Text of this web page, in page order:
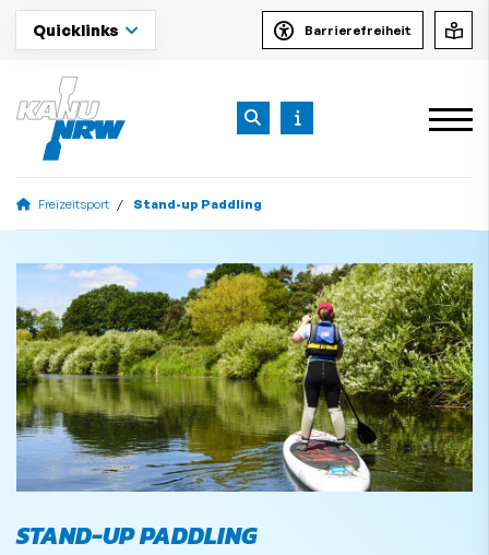
Quicklinks Barrierefreiheit
Freizeitsport Stand-up Paddling
STAND-UP PADDLING